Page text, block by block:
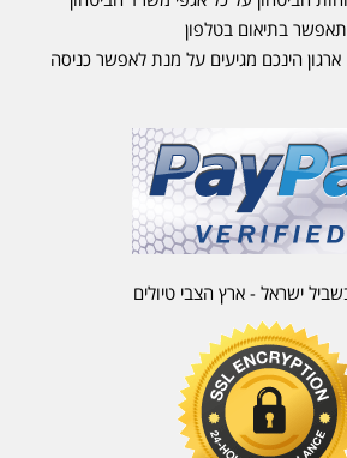
בתיאום בטלפון
הינכם מגיעים על מנת לאפשר כניסה
ישראל - ארץ הצבי טיולים